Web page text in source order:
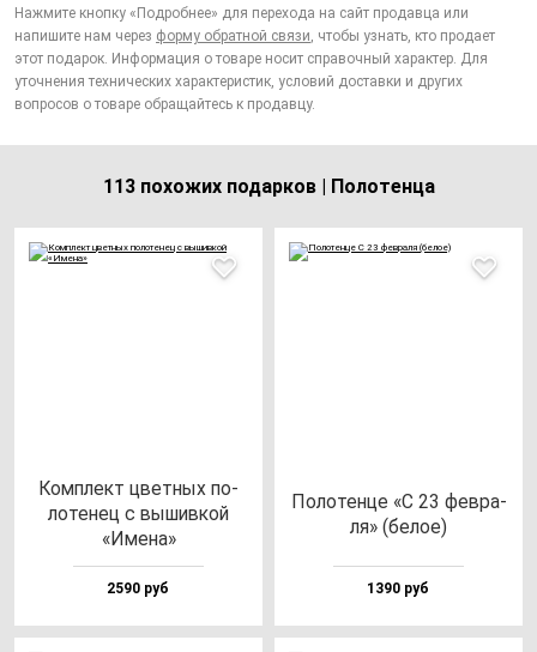
Нажмите кнопку «Подробнее» для перехода на сайт продавца или
напишите нам через форму обратной связи, чтобы узнать, кто продает
этот подарок. Информация о товаре носит справочный характер. Для
уточнения технических характеристик, условий доставки и других
вопросов о товаре обращайтесь к продавцу.
113 похожих подарков | Полотенца
Ком­плект цвет­ных по­
ло­те­нец с вы­шив­кой
«Име­на»
2590 руб
Поло­тен­це «С 23 фев­ра­
ля» (бе­лое)
1390 руб